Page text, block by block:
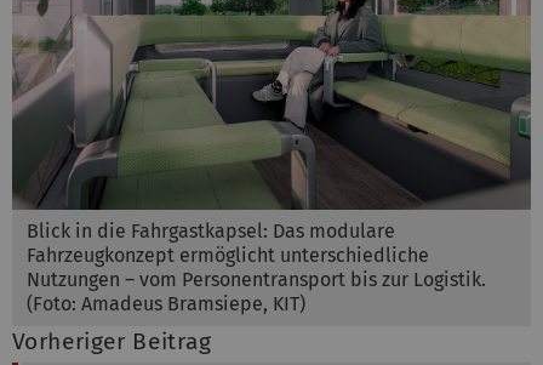
Blick in die Fahrgastkapsel: Das modulare
Fahrzeugkonzept ermöglicht unterschiedliche
Nutzungen – vom Personentransport bis zur Logistik.
(Foto: Amadeus Bramsiepe, KIT)
Vorheriger Beitrag